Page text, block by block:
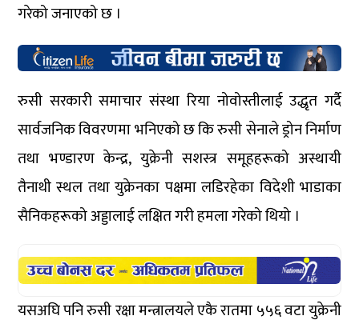
गरेको जनाएको छ ।
रुसी सरकारी समाचार संस्था रिया नोवोस्तीलाई उद्धृत गर्दै
सार्वजनिक विवरणमा भनिएको छ कि रुसी सेनाले ड्रोन निर्माण
तथा भण्डारण केन्द्र, युक्रेनी सशस्त्र समूहहरूको अस्थायी
तैनाथी स्थल तथा युक्रेनका पक्षमा लडिरहेका विदेशी भाडाका
सैनिकहरूको अड्डालाई लक्षित गरी हमला गरेको थियो ।
यसअघि पनि रुसी रक्षा मन्त्रालयले एकै रातमा ५५६ वटा युक्रेनी